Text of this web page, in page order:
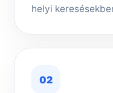
helyi
02